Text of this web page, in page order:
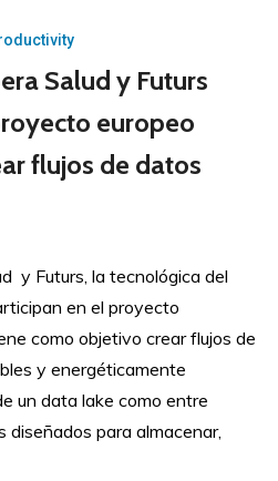
Salud y Futurs
europeo
flujos de datos
y Futurs, la tecnológica del
en el proyecto
como objetivo crear flujos de
y energéticamente
un data lake como entre
para almacenar,